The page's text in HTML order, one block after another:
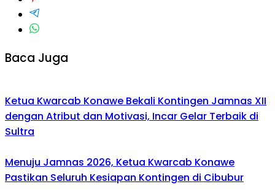
Baca Juga
Ketua Kwarcab Konawe Bekali Kontingen Jamnas XII
dengan Atribut dan Motivasi, Incar Gelar Terbaik di
Sultra
Menuju Jamnas 2026, Ketua Kwarcab Konawe
Pastikan Seluruh Kesiapan Kontingen di Cibubur